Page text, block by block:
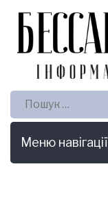
Пошук:
Меню навігації